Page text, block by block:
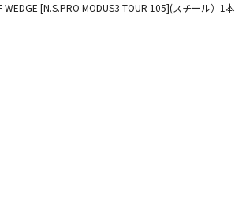
WEDGE [N.S.PRO MODUS3 TOUR 105](スチール）1本